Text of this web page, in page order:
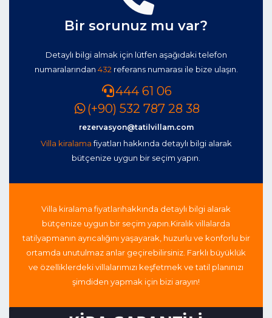
Bir sorunuz mu var?
Detaylı bilgi almak için lütfen aşağıdaki telefon
numaralarından 432referans numarası ile bize ulaşın.
444 61 06
(+90) 532 787 28 38
rezervasyon@tatilvillam.com
Villa kiralamafiyatları hakkında detaylı bilgi alarak
bütçenize uygun bir seçim yapın.
Villa kiralama fiyatlarıhakkında detaylı bilgi alarak
bütçenize uygun bir seçim yapın.Kiralık villalarda
tatilyapmanın ayrıcalığını yaşayarak, huzurlu ve konforlu bir
ortamda unutulmaz anlar geçirebilirsiniz. Farklı büyüklük
ve özelliklerdeki villalarımızı keşfetmek ve tatil planınızı
şimdiden yapmak için bizi arayın!